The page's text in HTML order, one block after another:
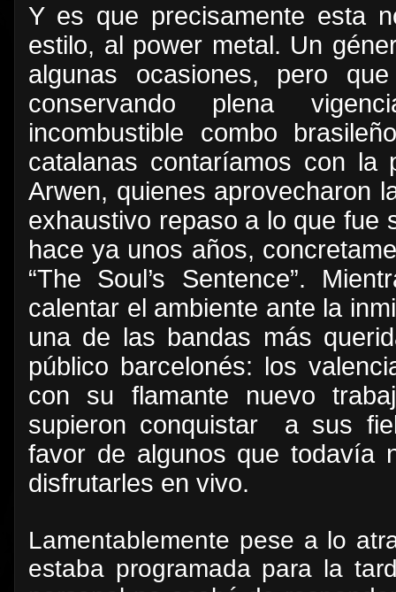
Y es que precisamente esta
estilo, al power metal. Un
algunas ocasiones, pero
conservando plena
incombustible combo
catalanas contaríamos con la
Arwen, quienes aprovecharon
exhaustivo repaso a lo que fue
hace ya unos años,
“The Soul’s Sentence”.
calentar el ambiente ante la
una de las bandas más
público barcelonés: los
con su flamante nuevo
supieron conquistar
a sus
favor de algunos que todavía
disfrutarles en vivo.
Lamentablemente pese a lo
estaba programada para la